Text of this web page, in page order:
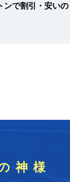
ンで割引・安いの
神様